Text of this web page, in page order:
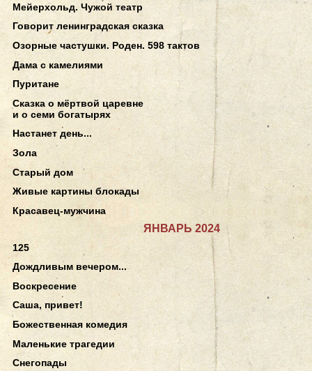
Мейерхольд. Чужой театр
Говорит ленинградская сказка
Озорные частушки. Роден. 598 тактов
Дама с камелиями
Пуритане
Сказка о мёртвой царевне
и о семи богатырях
Настанет день...
Зола
Старый дом
Живые картины блокады
Красавец-мужчина
ЯНВАРЬ 2024
125
Дождливым вечером...
Воскресение
Саша, привет!
Божественная комедия
Маленькие трагедии
Снегопады